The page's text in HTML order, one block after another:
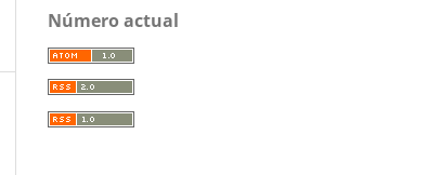
Número actual